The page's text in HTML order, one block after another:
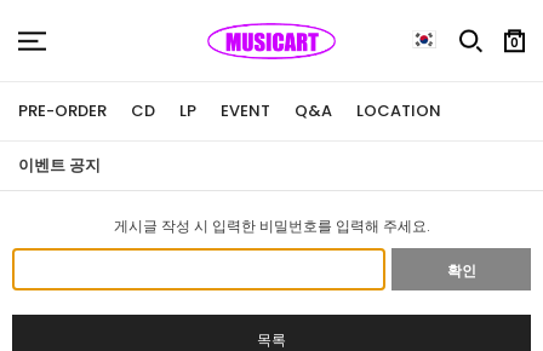
0
PRE-ORDER CD LP EVENT Q&A LOCATION
이벤트 공지
게시글 작성 시 입력한 비밀번호를 입력해 주세요.
확인
목록